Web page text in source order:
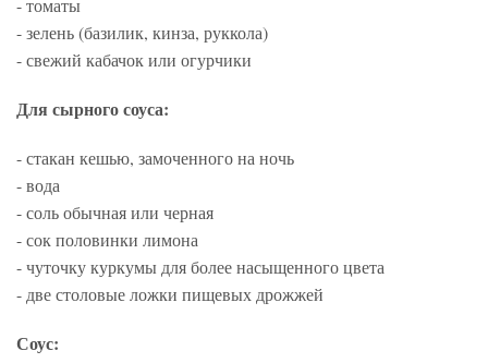
- томаты
- зелень (базилик, кинза, руккола)
- свежий кабачок или огурчики
Для сырного соуса:
- стакан кешью, замоченного на ночь
- вода
- соль обычная или черная
- сок половинки лимона
- чуточку куркумы для более насыщенного цвета
- две столовые ложки пищевых дрожжей
Соус: